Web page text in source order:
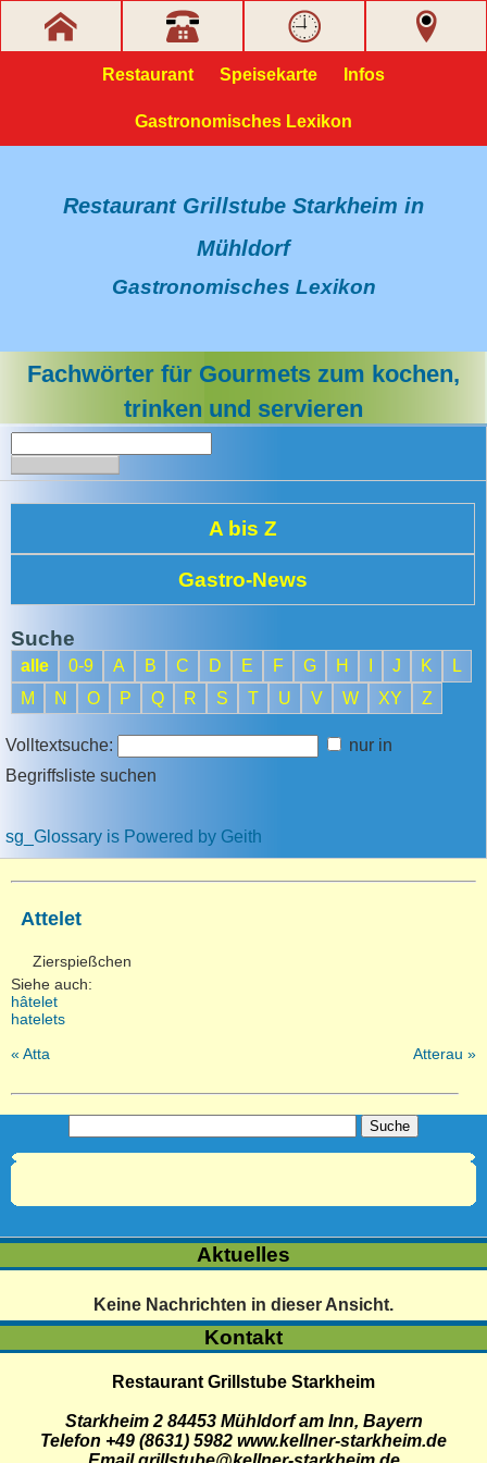
Restaurant Speisekarte Infos
Gastronomisches Lexikon
Restaurant Grillstube Starkheim in
Mühldorf
Gastronomisches Lexikon
Fachwörter für Gourmets zum kochen,
trinken und servieren
A bis Z
Gastro-News
Suche
alle 0-9 A B C D E F G H J K
L
M
N O P Q R S T U V W XY Z
Volltextsuche:
nur in
Begriffsliste suchen
sg_Glossary is Powered by Geith
Attelet
Zierspießchen
Siehe auch:
hâtelet
hatelets
« Atta
Atterau »
Aktuelles
Keine Nachrichten in dieser Ansicht.
Kontakt
Restaurant Grillstube Starkheim
Starkheim 2 84453 Mühldorf am Inn, Bayern
Telefon +49 (8631) 5982 www.kellner-starkheim.de